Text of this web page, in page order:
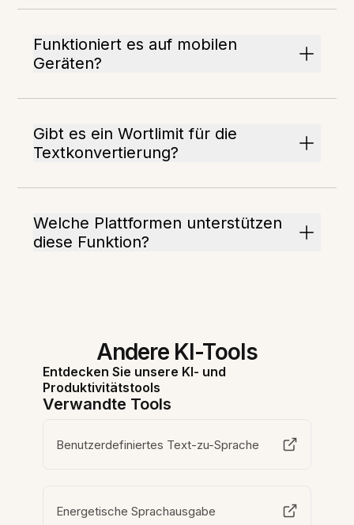
Funktioniert es auf mobilen
Geräten?
Gibt es ein Wortlimit für die
Textkonvertierung?
Welche Plattformen unterstützen
diese Funktion?
Andere KI-Tools
Entdecken Sie unsere KI- und
Produktivitätstools
Verwandte Tools
Benutzerdefiniertes Text-zu-Sprache
Energetische Sprachausgabe